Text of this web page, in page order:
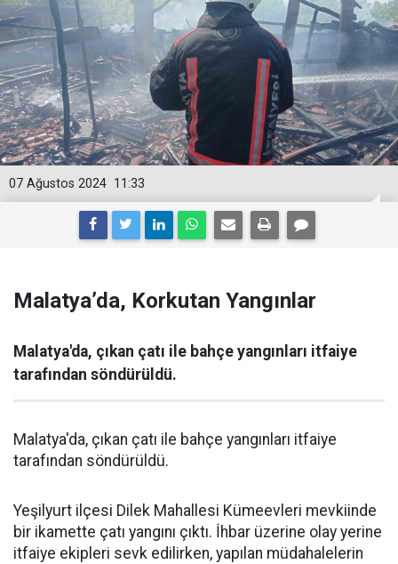
11:33
07 Ağustos 2024
Malatya’da, Korkutan Yangınlar
Malatya'da, çıkan çatı ile bahçe yangınları itfaiye
tarafından söndürüldü.
Malatya'da, çıkan çatı ile bahçe yangınları itfaiye
tarafından söndürüldü.
Yeşilyurt ilçesi Dilek Mahallesi Kümeevleri mevkiinde
bir ikamette çatı yangını çıktı. İhbar üzerine olay yerine
itfaiye ekipleri sevk edilirken, yapılan müdahalelerin